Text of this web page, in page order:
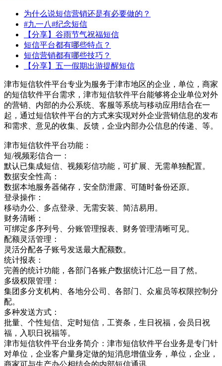
为什么说短信营销还是有必要做的？
#九一八#纪念短信
【分享】谷雨节气祝福短信
短信平台都有哪些特点？
短信营销都有哪些技巧？
【分享】五一假期出游提醒短信
津市短信软件平台专业为服务于津市地区的企业，单位，商家
的短信软件平台需求，津市短信软件平台能够将企业单位对外
的营销、内部的办公系统、客服等系统与移动应用结合在一
起，通过短信软件平台的方式来实现对外企业营销信息的发布
和需求、意见的收集、反馈，企业内部办公信息的传递、等。
津市短信软件平台功能：
短/视频彩信合一：
默认已集成短信、视频彩信功能，可扩展、无需单独配置。
数据安全性高：
数据本地服务器储存，安全防泄露、可随时备份还原。
登录操作：
移动办公、多点登录、无需安装、简洁易用。
财务清晰：
可绑定多序列号、分账管理报表、财务管理清晰可见。
配额灵活管理：
灵活分配各子账号发送最大配额数。
统计报表：
完善的统计功能，各部门各账户数据统计汇总一目了然。
多级权限管理：
集团多分支机构、各地分公司、各部门、众雇员等权限控制分
配。
多种发送方式：
批量、个性短信、定时短信，工资条，生日祝福，会员日祝
福，入职日祝福等。
津市短信软件平台业务简介：津市短信软件平台业务是专门针
对单位，企业客户量身定做的短消息增值业务，单位，企业，
商家可与生产办公相结合的内部短信通讯，